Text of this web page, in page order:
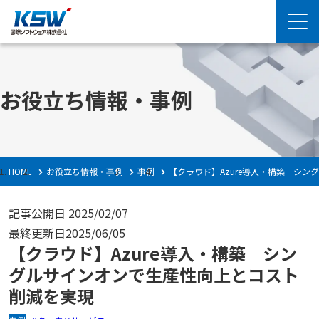
お役立ち情報・事例
HOME お役立ち情報・事例 事例 【クラウド】Azure導入・構築 シン
記事公開日 2025/02/07
最終更新日2025/06/05
【クラウド】Azure導入・構築 シン
グルサインオンで生産性向上とコスト
削減を実現